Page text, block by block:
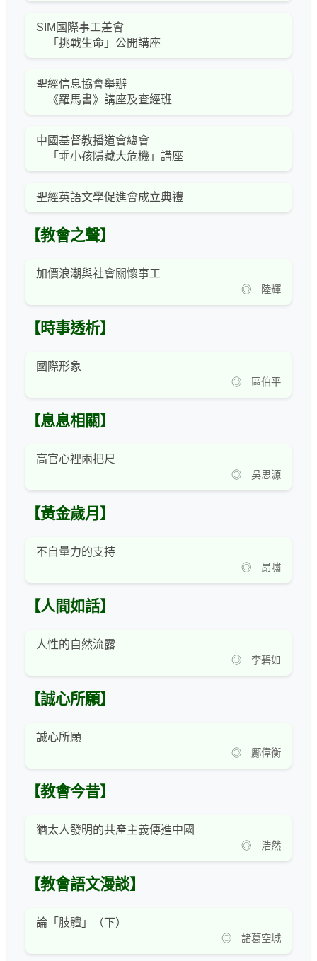
SIM國際事工差會
「挑戰生命」公開講座
聖經信息協會舉辦
《羅馬書》講座及查經班
中國基督教播道會總會
「乖小孩隱藏大危機」講座
聖經英語文學促進會成立典禮
【教會之聲】
加價浪潮與社會關懷事工
◎ 陸輝
【時事透析】
國際形象
◎ 區伯平
【息息相關】
高官心裡兩把尺
◎ 吳思源
【黃金歲月】
不自量力的支持
◎ 昂嘯
【人間如話】
人性的自然流露
◎ 李碧如
【誠心所願】
誠心所願
◎ 鄺偉衡
【教會今昔】
猶太人發明的共產主義傳進中國
◎ 浩然
【教會語文漫談】
論「肢體」（下）
◎ 諸葛空城